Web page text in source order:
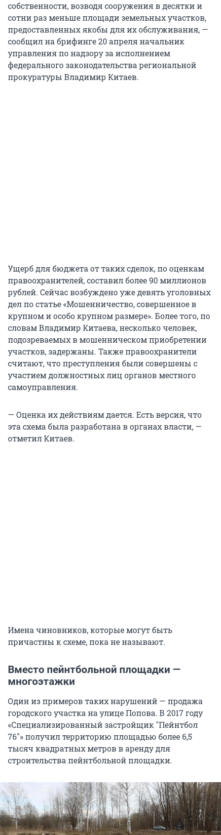
собственности, возводя сооружения в десятки и
сотни раз меньше площади земельных участков,
предоставленных якобы для их обслуживания, —
сообщил на брифинге 20 апреля начальник
управления по надзору за исполнением
федерального законодательства региональной
прокуратуры Владимир Китаев.
Ущерб для бюджета от таких сделок, по оценкам
правоохранителей, составил более 90 миллионов
рублей. Сейчас возбуждено уже девять уголовных
дел по статье «Мошенничество, совершенное в
крупном и особо крупном размере». Более того, по
словам Владимир Китаева, несколько человек,
подозреваемых в мошенническом приобретении
участков, задержаны. Также правоохранители
считают, что преступления были совершены с
участием должностных лиц органов местного
самоуправления.
— Оценка их действиям дается. Есть версия, что
эта схема была разработана в органах власти, —
отметил Китаев.
Имена чиновников, которые могут быть
причастны к схеме, пока не называют.
Вместо пейнтбольной площадки —
многоэтажки
Один из примеров таких нарушений — продажа
городского участка на улице Попова. В 2017 году
«Специализированный застройщик "Пейнтбол
76"» получил территорию площадью более 6,5
тысяч квадратных метров в аренду для
строительства пейнтбольной площадки.